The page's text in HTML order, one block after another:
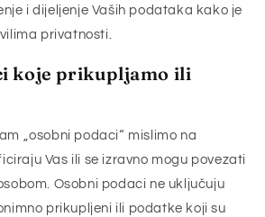
i dijeljenje Vaših podataka kako je
privatnosti.
koje prikupljamo ili
„osobni podaci“ mislimo na
Vas ili se izravno mogu povezati
Osobni podaci ne uključuju
prikupljeni ili podatke koji su